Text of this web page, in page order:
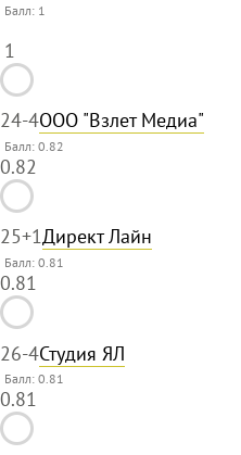
Балл: 1
1
24-4ООО "Взлет Медиа"
Балл: 0.82
0.82
25+1Директ Лайн
Балл: 0.81
0.81
26-4Студия ЯЛ
Балл: 0.81
0.81